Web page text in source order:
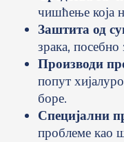
чишћење која
Заштита од
зрака, посебно
Производи
попут
боре.
Специјални
проблеме као